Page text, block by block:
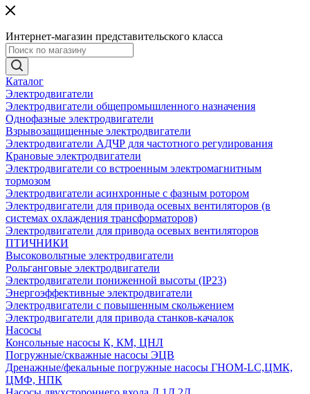
Интернет-магазин представительского класса
Каталог
Электродвигатели
Электродвигатели общепромышленного назначения
Однофазные электродвигатели
Взрывозащищенные электродвигатели
Электродвигатели АДЧР для частотного регулирования
Крановые электродвигатели
Электродвигатели со встроенным электромагнитным
тормозом
Электродвигатели асинхронные с фазным ротором
Электродвигатели для привода осевых вентиляторов (в
системах охлаждения трансформаторов)
Электродвигатели для привода осевых вентиляторов
ПТИЧНИКИ
Высоковольтные электродвигатели
Рольганговые электродвигатели
Электродвигатели пониженной высоты (IP23)
Энергоэффективные электродвигатели
Электродвигатели с повышенным скольжением
Электродвигатели для привода станков-качалок
Насосы
Консольные насосы К, КМ, ЦНЛ
Погружные/скважные насосы ЭЦВ
Дренажные/фекальные погружные насосы ГНОМ-LC,ЦМК,
ЦМФ, НПК